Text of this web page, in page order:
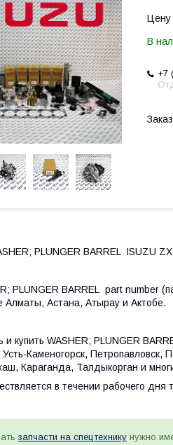
Цену
В
+7
PLUNGER BARREL ISUZU
PLUNGER BARREL part number
Алматы, Астана, Атырау и Актобе.
и купить WASHER; PLUNGER
Усть-Каменогорск,
Караганда, Талдыкорган и
в течении рабочего
запчасти на спецтехнику нужно